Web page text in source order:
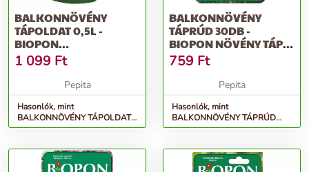
BALKONNÖVÉNY
TÁPOLDAT 0,5L -
BIOPON
PROFESSZIONÁLIS
ÁSVÁNYI MŰTRÁ...
1 099 Ft
Pepita
Hasonlók, mint
BALKONNÖVÉNY TÁPOLDAT
0,5L - BIOPON professzionális
BALKONNÖVÉNY
TÁPRÚD 30DB -
BIOPON NÖVÉNY TÁP
NÖVEKEDÉS ÉS SZÍN
SE...
759 Ft
Pepita
Hasonlók, mint
BALKONNÖVÉNY TÁPRÚD
30DB - BIOPON növény táp